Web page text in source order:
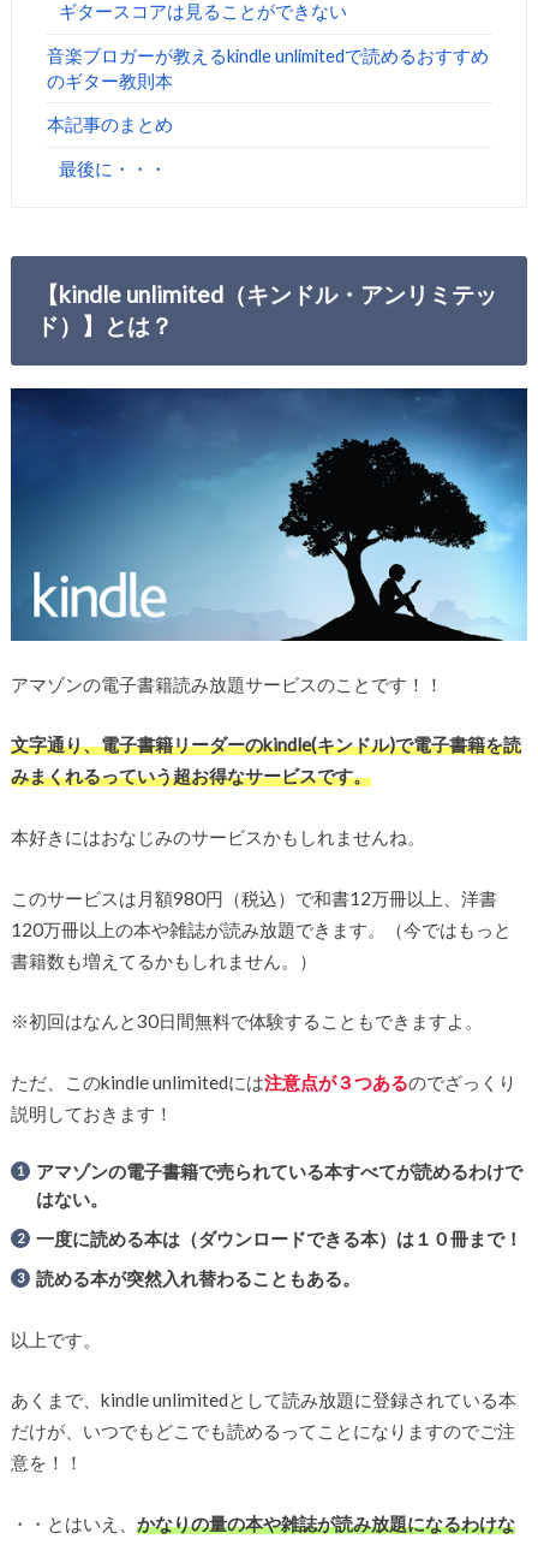
ギタースコアは見ることができない
音楽ブロガーが教えるkindle unlimitedで読めるおすすめ
のギター教則本
本記事のまとめ
最後に・・・
【kindle unlimited（キンドル・アンリミテッ
ド）】とは？
アマゾンの電子書籍読み放題サービスのことです！！
文字通り、電子書籍リーダーのkindle(キンドル)で電子書籍を読
みまくれるっていう超お得なサービスです。
本好きにはおなじみのサービスかもしれませんね。
このサービスは月額980円（税込）で和書12万冊以上、洋書
120万冊以上の本や雑誌が読み放題できます。（今ではもっと
書籍数も増えてるかもしれません。）
※初回はなんと30日間無料で体験することもできますよ。
ただ、このkindle unlimitedには注意点が３つあるのでざっくり
説明しておきます！
アマゾンの電子書籍で売られている本すべてが読めるわけで
はない。
一度に読める本は（ダウンロードできる本）は１０冊まで！
読める本が突然入れ替わることもある。
以上です。
あくまで、kindle unlimitedとして読み放題に登録されている本
だけが、いつでもどこでも読めるってことになりますのでご注
意を！！
・・とはいえ、 かなりの量の本や雑誌が読み放題になるわけな